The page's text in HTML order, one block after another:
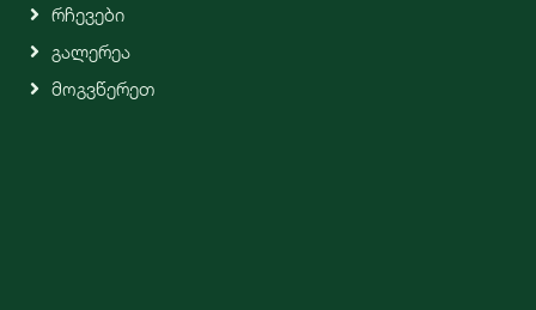
Რჩევები
Გალერეა
Მოგვწერეთ